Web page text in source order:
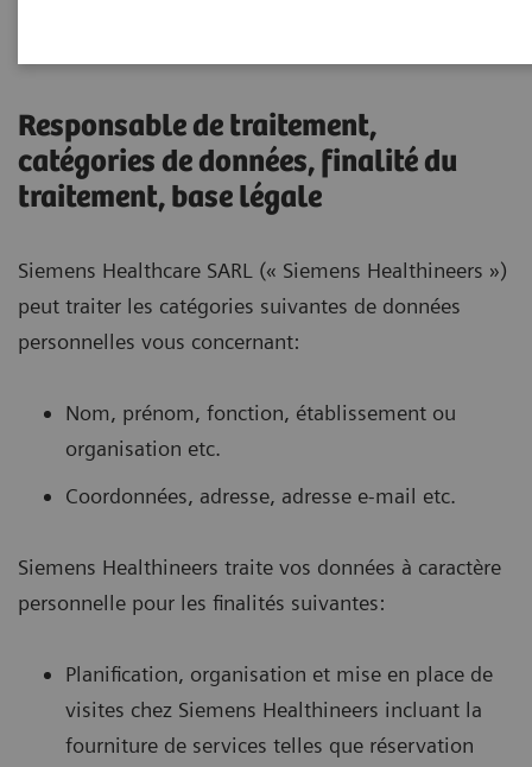
Responsable de traitement,
catégories de données, finalité du
traitement, base légale
Siemens Healthcare SARL (« Siemens Healthineers »)
peut traiter les catégories suivantes de données
personnelles vous concernant:
Nom, prénom, fonction, établissement ou
organisation etc.
Coordonnées, adresse, adresse e-mail etc.
Siemens Healthineers traite vos données à caractère
personnelle pour les finalités suivantes:
Planification, organisation et mise en place de
visites chez Siemens Healthineers incluant la
fourniture de services telles que réservation